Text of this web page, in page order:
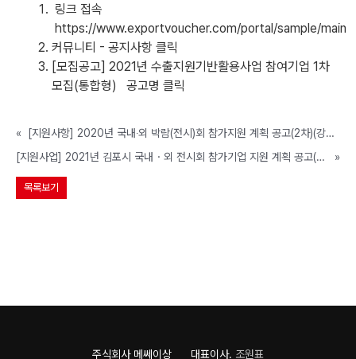
링크 접속
https://www.exportvoucher.com/portal/sample/main
커뮤니티 - 공지사항 클릭
[모집공고] 2021년 수출지원기반활용사업 참여기업 1차
모집(통합형) 공고명 클릭
«
[지원사항] 2020년 국내‧외 박람(전시)회 참가지원 계획 공고(2차)(강릉, ~예산 소진시까지)
[지원사업] 2021년 김포시 국내・외 전시회 참가기업 지원 계획 공고(김포시, ~2/5 까지)
»
목록보기
주식회사 메쎄이상 대표이사. 조원표